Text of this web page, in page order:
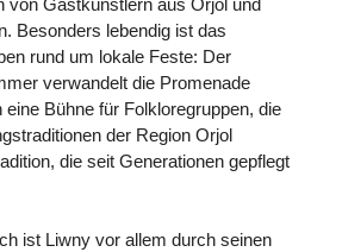
Besonders lebendig ist das
rund um lokale Feste: Der
verwandelt die Promenade
eine Bühne für Folkloregruppen, die
der Region Orjol
die seit Generationen gepflegt
ist Liwny vor allem durch seinen